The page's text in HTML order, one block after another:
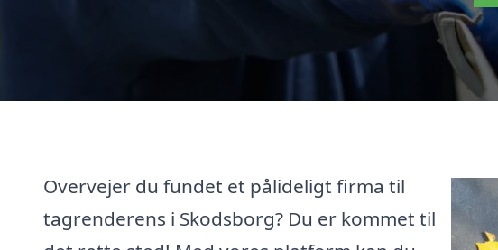
Overvejer du fundet et pålideligt firma til
tagrenderens i Skodsborg? Du er kommet til